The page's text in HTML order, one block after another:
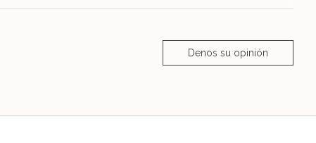
Denos su opinión